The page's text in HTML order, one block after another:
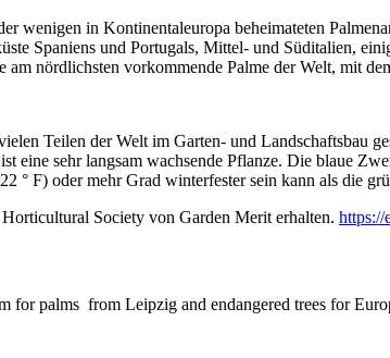
wenigen in Kontinentaleuropa beheimateten
Spaniens und Portugals, Mittel- und Süditalien,
am nördlichsten vorkommende Palme der Welt, mit
Teilen der Welt im Garten- und Landschaftsbau
eine sehr langsam wachsende Pflanze. Die blaue
° F) oder mehr Grad winterfester sein kann als die
Society von Garden Merit erhalten. https://
for palms from Leipzig and endangered trees for